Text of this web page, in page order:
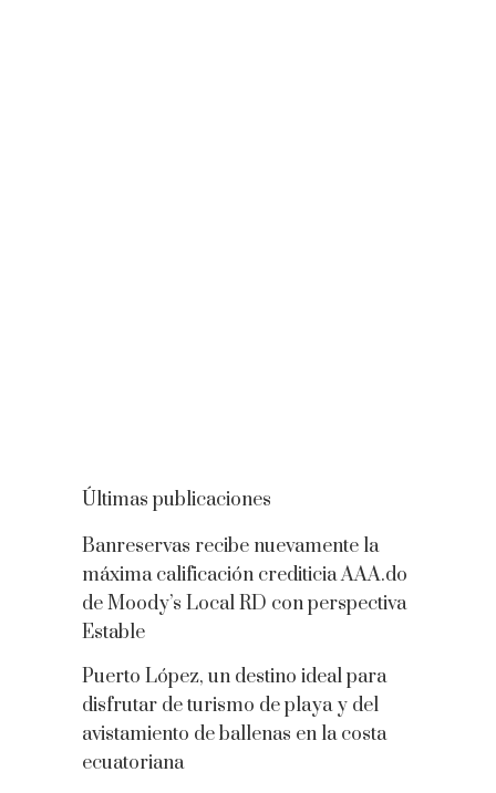
Últimas publicaciones
Banreservas recibe nuevamente la
máxima calificación crediticia AAA.do
de Moody’s Local RD con perspectiva
Estable
Puerto López, un destino ideal para
disfrutar de turismo de playa y del
avistamiento de ballenas en la costa
ecuatoriana